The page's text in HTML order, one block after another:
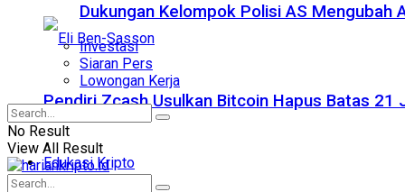
Pendiri Zcash Usulkan Bitcoin Hapus Batas 21
Edukasi Kripto
Dukungan Kelompok Polisi AS Mengubah
Investasi
Siaran Pers
Lowongan Kerja
No Result
View All Result